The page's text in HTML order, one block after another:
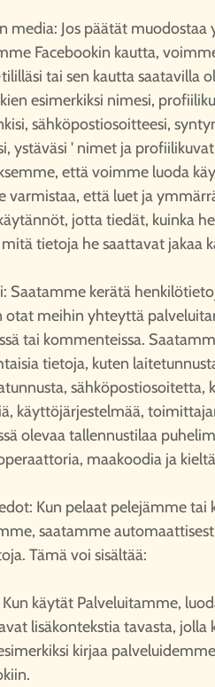
media: Jos päätät muodostaa
Facebookin kautta,
tai sen kautta saatavilla
esimerkiksi nimesi,
sähköpostiosoitteesi,
ystäväsi ' nimet ja
että voimme luoda
varmistaa, että luet ja
jotta tiedät, kuinka
tietoja he saattavat jakaa
Saatamme kerätä
otat meihin yhteyttä
tai kommenteissa.
tietoja, kuten
sähköpostiosoitetta,
käyttöjärjestelmää,
olevaa tallennustilaa
maakoodia ja
Kun pelaat pelejämme tai
saatamme
Tämä voi sisältää:
käytät Palveluitamme,
lisäkontekstia tavasta, jolla
kirjaa